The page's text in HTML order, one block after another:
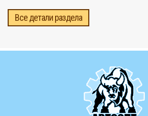
Все детали раздела